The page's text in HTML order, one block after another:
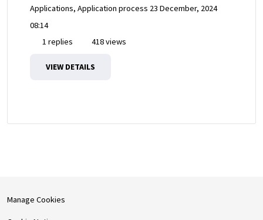
Applications, Application process 23 December, 2024
08:14
1 replies
418 views
VIEW DETAILS
Manage Cookies